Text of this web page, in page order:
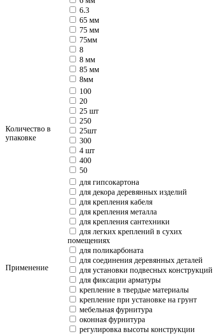
6.3
65 мм
75 мм
75мм
8
8 мм
85 мм
8мм
Количество в
упаковке
100
20
25 шт
250
25шт
300
4 шт
400
50
Применение
для гипсокартона
для декора деревянных изделий
для крепления кабеля
для крепления металла
для крепления сантехники
для легких креплений в сухих
помещениях
для поликарбоната
для соединения деревянных деталей
для установки подвесных конструкций
для фиксации арматуры
крепление в твердые материалы
крепление при установке на грунт
мебельная фурнитура
оконная фурнитура
регулировка высоты конструкции